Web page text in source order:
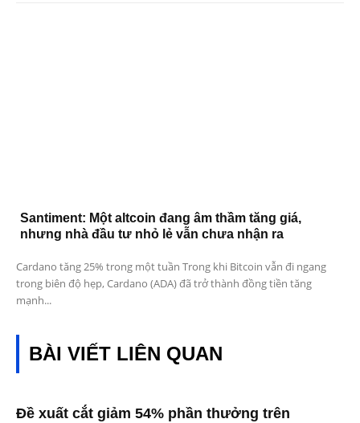
Santiment: Một altcoin đang âm thầm tăng giá,
nhưng nhà đầu tư nhỏ lẻ vẫn chưa nhận ra
Cardano tăng 25% trong một tuần Trong khi Bitcoin vẫn đi ngang
trong biên độ hẹp, Cardano (ADA) đã trở thành đồng tiền tăng
mạnh...
BÀI VIẾT LIÊN QUAN
Đề xuất cắt giảm 54% phần thưởng trên